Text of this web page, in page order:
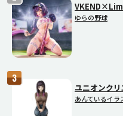
ゆらの野球
ユニオンク
あんているイラ